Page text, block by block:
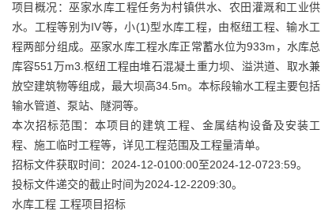
项目概况：巫家水库工程任务为村镇供水、农田灌溉和工业供
水。工程等别为IV等，小(1)型水库工程，由枢纽工程、输水工
程两部分组成。巫家水库工程水库正常蓄水位为933m，水库总
库容551万m3.枢纽工程由堆石混凝土重力坝、溢洪道、取水兼
放空建筑物等组成，最大坝高34.5m。本标段输水工程主要包括
输水管道、泵站、隧洞等。
本次招标范围：本项目的建筑工程、金属结构设备及安装工
程、施工临时工程等，详见工程范围及工程量清单。
招标文件获取时间：2024-12-0100:00至2024-12-0723:59。
投标文件递交的截止时间为2024-12-2209:30。
水库工程 工程项目招标